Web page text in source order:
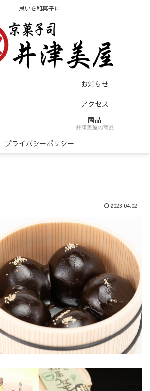
思いを和菓子に
お知らせ
アクセス
商品
井津美屋の商品
プライバシーポリシー
2023.04.02